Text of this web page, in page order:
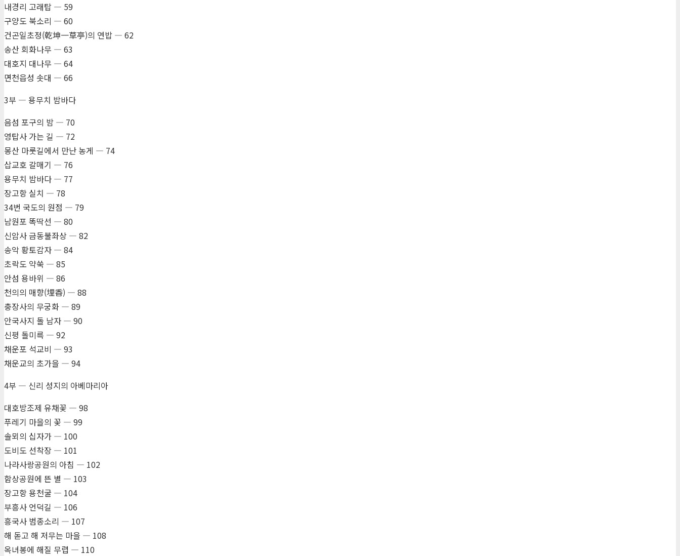
내경리 고래탑 ― 59
구양도 북소리 ― 60
건곤일초정(乾坤一草亭)의 연밥 ― 62
송산 회화나무 ― 63
대호지 대나무 ― 64
면천읍성 솟대 ― 66
3부 ― 용무치 밤바다
음섬 포구의 밤 ― 70
영탑사 가는 길 ― 72
몽산 마룻길에서 만난 농게 ― 74
삽교호 갈매기 ― 76
용무치 밤바다 ― 77
장고항 실치 ― 78
34번 국도의 원점 ― 79
남원포 똑딱선 ― 80
신암사 금동불좌상 ― 82
송악 황토감자 ― 84
초락도 약쑥 ― 85
안섬 용바위 ― 86
천의의 매향(埋香) ― 88
충장사의 무궁화 ― 89
안국사지 돌 남자 ― 90
신평 돌미륵 ― 92
채운포 석교비 ― 93
채운교의 초가을 ― 94
4부 ― 신리 성지의 아베마리아
대호방조제 유채꽃 ― 98
푸레기 마을의 꽃 ― 99
솔뫼의 십자가 ― 100
도비도 선착장 ― 101
나라사랑공원의 아침 ― 102
함상공원에 뜬 별 ― 103
장고항 용천굴 ― 104
부흥사 언덕길 ― 106
흥국사 범종소리 ― 107
해 돋고 해 저무는 마을 ― 108
옥녀봉에 해질 무렵 ― 110